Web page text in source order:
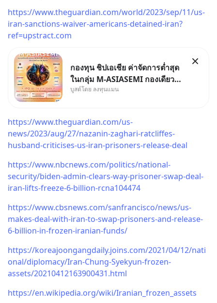
https://www.theguardian.com/world/2023/sep/11/us-
iran-sanctions-waiver-americans-detained-iran?
ref=upstract.com
กองทุน ชิปเอเชีย ค่าจัดการต่ำสุด
ในกลุ่ม M-ASIASEMI กองเดียว
ครบ มีทั้ง CXMT จากจีน TSMC
บูสต์โดย ลงทุนแมน
https://www.theguardian.com/us-
news/2023/aug/27/nazanin-zaghari-ratcliffes-
husband-criticises-us-iran-prisoners-release-deal
https://www.nbcnews.com/politics/national-
security/biden-admin-clears-way-prisoner-swap-deal-
iran-lifts-freeze-6-billion-rcna104474
https://www.cbsnews.com/sanfrancisco/news/us-
makes-deal-with-iran-to-swap-prisoners-and-release-
6-billion-in-frozen-iranian-funds/
https://koreajoongangdaily.joins.com/2021/04/12/nati
onal/diplomacy/Iran-Chung-Syekyun-frozen-
assets/20210412163900431.html
https://en.wikipedia.org/wiki/Iranian_frozen_assets